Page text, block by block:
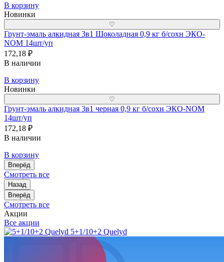
В корзину
Новинки
♡
Грунт-эмаль алкидная 3в1 Шоколадная 0,9 кг б/сохн ЭКО-
NOM 14шт/уп
172,18 ₽
В наличии
В корзину
Новинки
♡
Грунт-эмаль алкидная 3в1 черная 0,9 кг б/сохн ЭКО-NOM
14шт/уп
172,18 ₽
В наличии
В корзину
Вперёд
Смотреть все
Назад
Вперёд
Смотреть все
Акции
Все акции
5+1/10+2 Quelyd